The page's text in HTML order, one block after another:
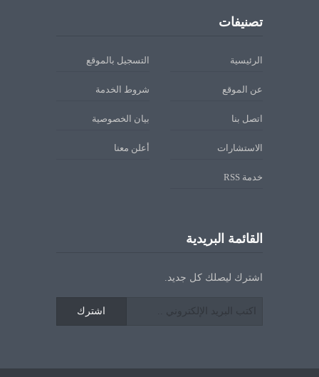
تصنيفات
الرئيسية التسجيل بالموقع
عن الموقع شروط الخدمة
اتصل بنا بيان الخصوصية
الاستشارات أعلن معنا
خدمة RSS
القائمة البريدية
اشترك ليصلك كل جديد.
اشترك